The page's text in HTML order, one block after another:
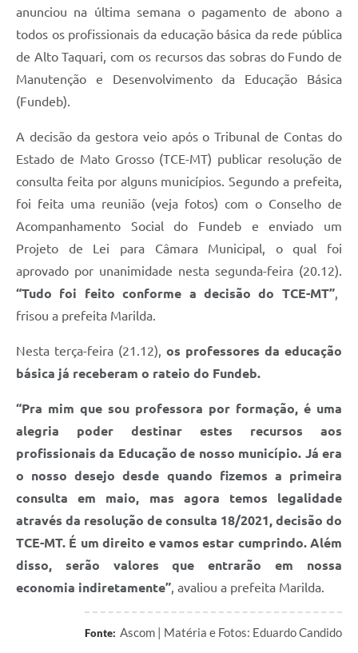
anunciou na última semana o pagamento de abono a
todos os profissionais da educação básica da rede pública
de Alto Taquari, com os recursos das sobras do Fundo de
Manutenção e Desenvolvimento da Educação Básica
(Fundeb).
A decisão da gestora veio após o Tribunal de Contas do
Estado de Mato Grosso (TCE-MT) publicar resolução de
consulta feita por alguns municípios. Segundo a prefeita,
foi feita uma reunião (veja fotos) com o Conselho de
Acompanhamento Social do Fundeb e enviado um
Projeto de Lei para Câmara Municipal, o qual foi
aprovado por unanimidade nesta segunda-feira (20.12).
“Tudo foi feito conforme a decisão do TCE-MT”,
frisou a prefeita Marilda.
Nesta terça-feira (21.12), os professores da educação
básica já receberam o rateio do Fundeb.
“Pra mim que sou professora por formação, é uma
alegria poder destinar estes recursos aos
profissionais da Educação de nosso município. Já era
o nosso desejo desde quando fizemos a primeira
consulta em maio, mas agora temos legalidade
através da resolução de consulta 18/2021, decisão do
TCE-MT. É um direito e vamos estar cumprindo. Além
disso, serão valores que entrarão em nossa
economia indiretamente” , avaliou a prefeita Marilda.
Fonte: Ascom | Matéria e Fotos: Eduardo Candido